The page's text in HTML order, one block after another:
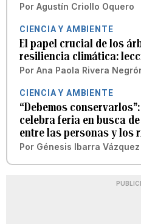
Por Agustín Criollo Oquero
CIENCIA Y AMBIENTE
El papel crucial de los
resiliencia climática:
Por Ana Paola Rivera
CIENCIA Y AMBIENTE
“Debemos
celebra feria en busca
entre las personas y los
Por Génesis Ibarra Vázquez